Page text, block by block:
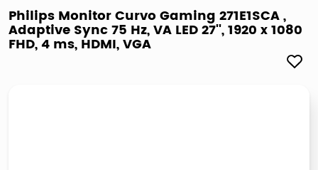
elenchi telefonici
orologio parete
Philips Monitor Curvo Gaming 271E1SCA ,
Adaptive Sync 75 Hz, VA LED 27'', 1920 x 1080
FHD, 4 ms, HDMI, VGA